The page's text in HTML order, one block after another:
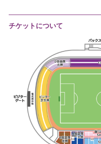
チケットについて